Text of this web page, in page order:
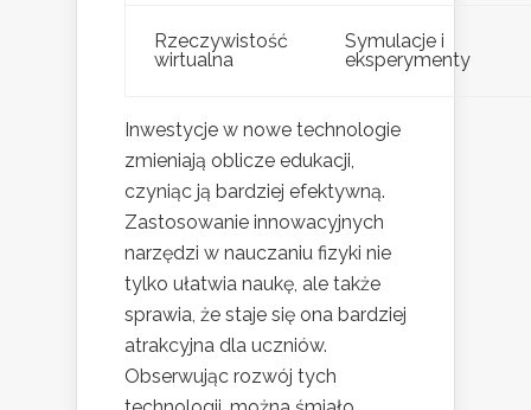
Rzeczywistość
wirtualna
Symulacje i
eksperymenty
Inwestycje w nowe technologie
zmieniają oblicze edukacji,
czyniąc ją bardziej efektywną.
Zastosowanie innowacyjnych
narzędzi w nauczaniu fizyki nie
tylko ułatwia naukę, ale także
sprawia, że staje się ona bardziej
atrakcyjna dla uczniów.
Obserwując rozwój tych